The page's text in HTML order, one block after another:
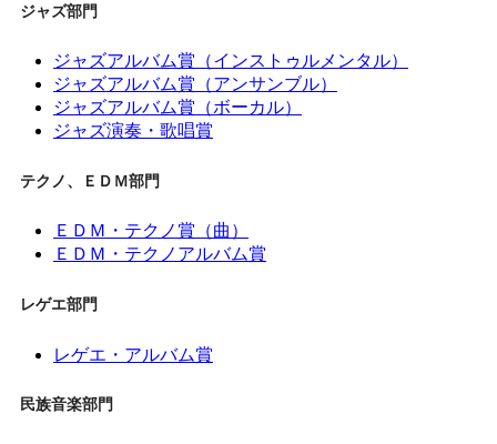
ジャズ部門
ジャズアルバム賞（インストゥルメンタル）
ジャズアルバム賞（アンサンブル）
ジャズアルバム賞（ボーカル）
ジャズ演奏・歌唱賞
テクノ、ＥＤＭ部門
ＥＤＭ・テクノ賞（曲）
ＥＤＭ・テクノアルバム賞
レゲエ部門
レゲエ・アルバム賞
民族音楽部門